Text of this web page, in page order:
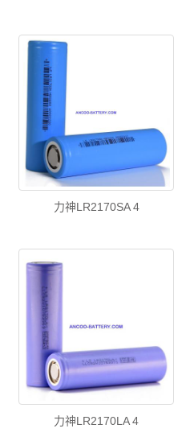
力神LR2170SA 4
力神LR2170LA 4